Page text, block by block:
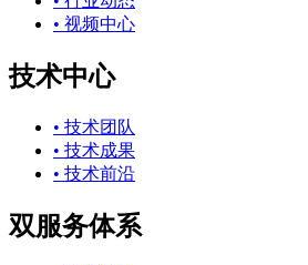
• 视频中心
技术中心
• 技术团队
• 技术成果
• 技术前沿
双服务体系